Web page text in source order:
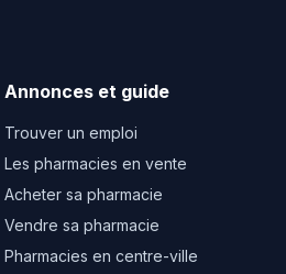
Annonces et guide
Trouver un emploi
Les pharmacies en vente
Acheter sa pharmacie
Vendre sa pharmacie
Pharmacies en centre-ville